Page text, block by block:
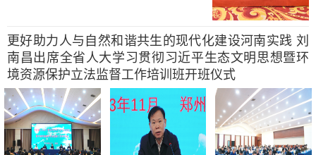
更好助力人与自然和谐共生的现代化建设河南实践 刘
南昌出席全省人大学习贯彻习近平生态文明思想暨环
境资源保护立法监督工作培训班开班仪式